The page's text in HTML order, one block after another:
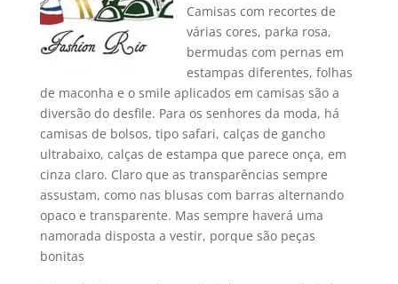
Camisas com recortes de
várias cores, parka rosa,
bermudas com pernas em
estampas diferentes, folhas
de maconha e o smile aplicados em camisas são a
diversão do desfile. Para os senhores da moda, há
camisas de bolsos, tipo safari, calças de gancho
ultrabaixo, calças de estampa que parece onça, em
cinza claro. Claro que as transparências sempre
assustam, como nas blusas com barras alternando
opaco e transparente. Mas sempre haverá uma
namorada disposta a vestir, porque são peças
bonitas